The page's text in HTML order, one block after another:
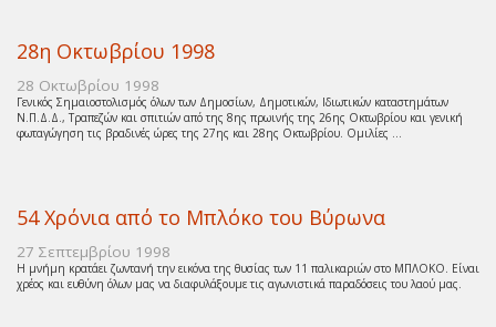
28η Οκτωβρίου 1998
28 Οκτωβρίου 1998
Γενικός Σημαιοστολισμός όλων των Δημοσίων, Δημοτικών, Ιδιωτικών καταστημάτων
Ν.Π.Δ.Δ., Τραπεζών και σπιτιών από της 8ης πρωινής της 26ης Οκτωβρίου και γενική
φωταγώγηση τις βραδινές ώρες της 27ης και 28ης Οκτωβρίου. Ομιλίες ...
54 Χρόνια από το Μπλόκο του Βύρωνα
27 Σεπτεμβρίου 1998
Η μνήμη κρατάει ζωντανή την εικόνα της θυσίας των 11 παλικαριών στο ΜΠΛΟΚΟ. Είναι
χρέος και ευθύνη όλων μας να διαφυλάξουμε τις αγωνιστικά παραδόσεις του λαού μας.